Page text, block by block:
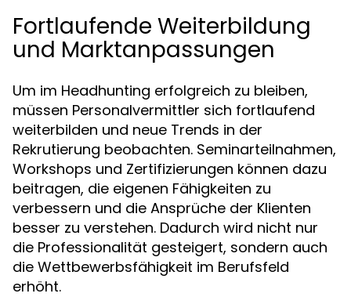
Fortlaufende Weiterbildung
und Marktanpassungen
Um im Headhunting erfolgreich zu bleiben,
müssen Personalvermittler sich fortlaufend
weiterbilden und neue Trends in der
Rekrutierung beobachten. Seminarteilnahmen,
Workshops und Zertifizierungen können dazu
beitragen, die eigenen Fähigkeiten zu
verbessern und die Ansprüche der Klienten
besser zu verstehen. Dadurch wird nicht nur
die Professionalität gesteigert, sondern auch
die Wettbewerbsfähigkeit im Berufsfeld
erhöht.